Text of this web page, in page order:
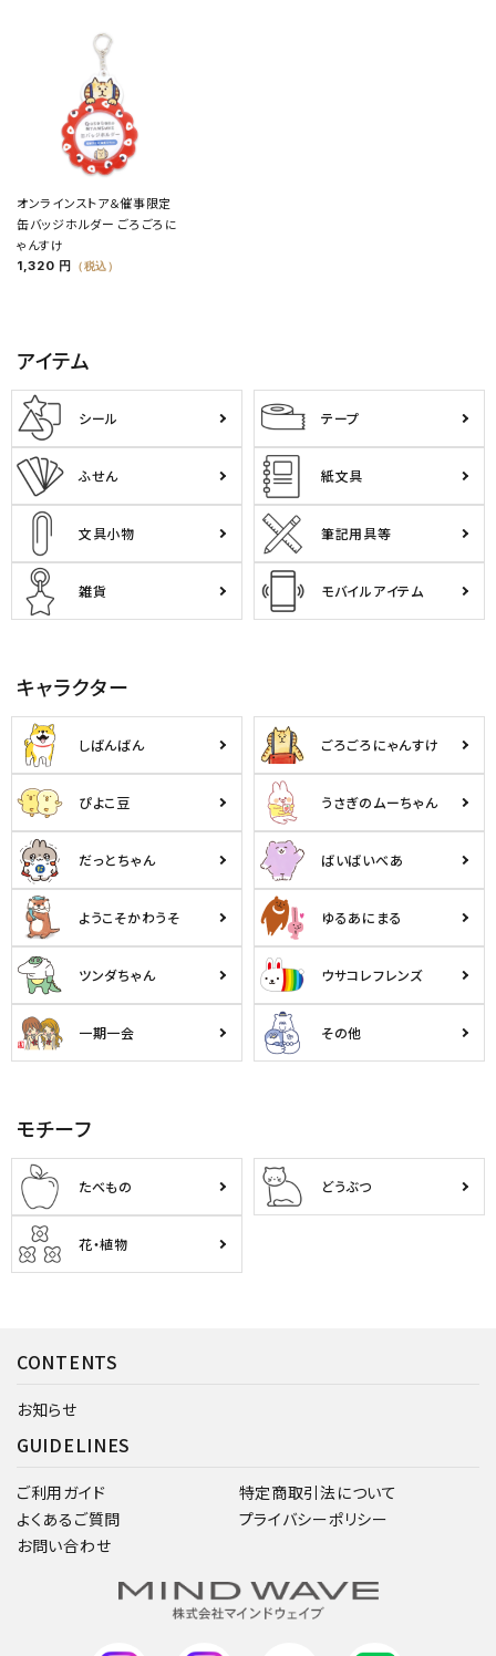
オンラインストア＆催事限定
缶バッジホルダー ごろごろに
ゃんすけ
1,320 円 （税込）
アイテム
シール テープ
ふせん 紙文具
文具小物 筆記用具等
雑貨 モバイルアイテム
キャラクター
しばんばん ごろごろにゃんすけ
ぴよこ豆 うさぎのムーちゃん
だっとちゃん ばいばいべあ
ようこそかわうそ ゆるあにまる
ツンダちゃん ウサコレフレンズ
一期一会 その他
モチーフ
たべもの どうぶつ
花・植物
CONTENTS
お知らせ
GUIDELINES
ご利用ガイド
よくあるご質問
お問い合わせ
特定商取引法について
プライバシーポリシー